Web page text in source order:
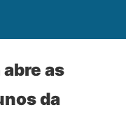
as
da